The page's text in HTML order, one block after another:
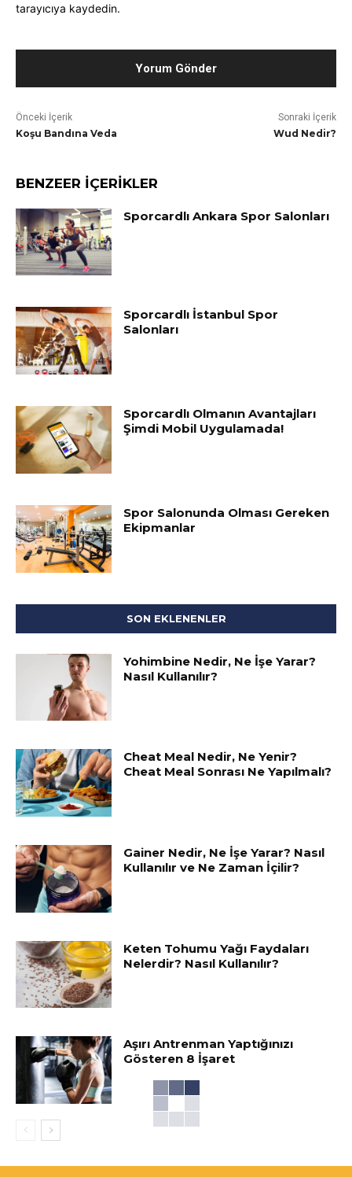
tarayıcıya kaydedin.
Önceki İçerik
Koşu Bandına Veda
Sonraki İçerik
Wud Nedir?
BENZEER İÇERİKLER
Sporcardlı Ankara Spor Salonları
Sporcardlı İstanbul Spor
Salonları
Sporcardlı Olmanın Avantajları
Şimdi Mobil Uygulamada!
Spor Salonunda Olması Gereken
Ekipmanlar
SON EKLENENLER
Yohimbine Nedir, Ne İşe Yarar?
Nasıl Kullanılır?
Cheat Meal Nedir, Ne Yenir?
Cheat Meal Sonrası Ne Yapılmalı?
Gainer Nedir, Ne İşe Yarar? Nasıl
Kullanılır ve Ne Zaman İçilir?
Keten Tohumu Yağı Faydaları
Nelerdir? Nasıl Kullanılır?
Aşırı Antrenman Yaptığınızı
Gösteren 8 İşaret